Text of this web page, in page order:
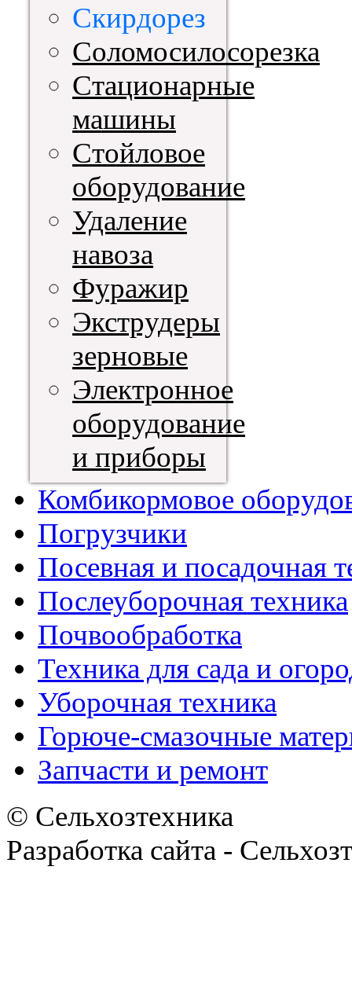
Скирдорез
Соломосилосорезка
Стационарные
машины
Стойловое
оборудование
Удаление
навоза
Фуражир
Экструдеры
зерновые
Электронное
оборудование
и приборы
Комбикормовое
Погрузчики
Посевная и посадочная
Послеуборочная техника
Почвообработка
Техника для сада и
Уборочная техника
Горюче-смазочные
Запчасти и ремонт
© Сельхозтехника
Разработка сайта -